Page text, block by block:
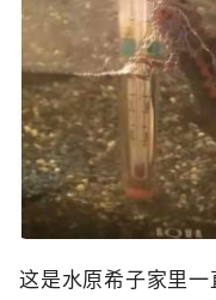
这是水原希子家里